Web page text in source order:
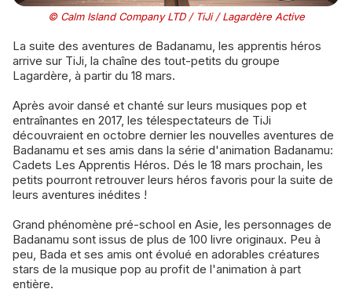
© Calm Island Company LTD / TiJi / Lagardère Active
La suite des aventures de Badanamu, les apprentis héros
arrive sur TiJi, la chaîne des tout-petits du groupe
Lagardère, à partir du 18 mars.
Après avoir dansé et chanté sur leurs musiques pop et
entraînantes en 2017, les télespectateurs de TiJi
découvraient en octobre dernier les nouvelles aventures de
Badanamu et ses amis dans la série d'animation Badanamu:
Cadets Les Apprentis Héros. Dés le 18 mars prochain, les
petits pourront retrouver leurs héros favoris pour la suite de
leurs aventures inédites !
Grand phénomène pré-school en Asie, les personnages de
Badanamu sont issus de plus de 100 livre originaux. Peu à
peu, Bada et ses amis ont évolué en adorables créatures
stars de la musique pop au profit de l'animation à part
entière.